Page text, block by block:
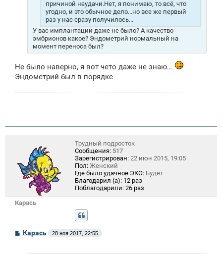
причиной неудачи.Нет, я понимаю, то всё, что
угодно, и это обычное дело...но все же первый
раз у нас сразу получилось...
У вас имплантации даже не было? А качество
эмбрионов какое? Эндометрий нормальный на
момент переноса был?
Не было наверно, я вот чето даже не знаю...
Эндометрий был в порядке
Карась
Трудный подросток
Сообщения: 517
Зарегистрирован: 22 июн 2015, 19:05
Пол: Женский
Где было удачное ЭКО: Будет
Благодарил (а): 12 раз
Поблагодарили: 26 раз
СКарась 28 ноя 2017, 22:55